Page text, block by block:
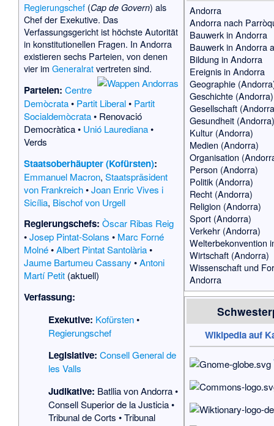
Regierungschef (Cap de Govern) als
Chef der Exekutive. Das
Verfassungsgericht ist höchste Autorität
in konstitutionellen Fragen. In Andorra
existieren sechs Parteien, von denen
vier imGeneralratvertreten sind.
Parteien: Centre
Demòcrata• Partit Liberal• Partit
Socialdemòcrata• Renovació
Democràtica• Unió Laurediana•
Verds
Staatsoberhäupter (Kofürsten):
Emmanuel Macron,Staatspräsident
von Frankreich•Joan Enric Vives i
Sicília, Bischof von Urgell
Regierungschefs: Òscar Ribas Reig
•Josep Pintat-Solans • Marc Forné
Molné•Albert Pintat Santolària•
Jaume Bartumeu Cassany •Antoni
Martí Petit (aktuell)
Verfassung:
Exekutive: Kofürsten•
Regierungschef
Legislative: Consell General de
les Valls
Judikative: Batllia von Andorra•
Consell Superior de la Justicia•
Tribunal de Corts •Tribunal
Andorra
Andorra nach
Bauwerk in Andorra
Bauwerk in Andorra
Bildung in Andorra
Ereignis in Andorra
Geographie
Geschichte (Andorra)
Gesellschaft
Gesundheit
Kultur (Andorra)
Medien (Andorra)
Organisation
Person (Andorra)
Politik (Andorra)
Recht (Andorra)
Religion (Andorra)
Sport (Andorra)
Verkehr (Andorra)
Welterbekonvention
Wirtschaft (Andorra)
Wissenschaft und
Andorra
Wikipedia auf